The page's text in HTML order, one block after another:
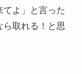
てよ」と言った
取れる！と思